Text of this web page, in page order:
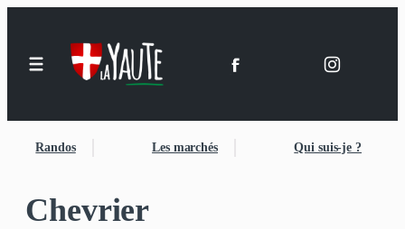
Randos Les marchés Qui suis-je ?
Chevrier